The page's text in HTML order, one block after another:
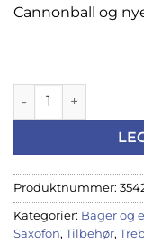
Cannonball og
Etui BAM Tenorsax
Produktnummer:
Kategorier: Bager og
Saxofon, Tilbehør,